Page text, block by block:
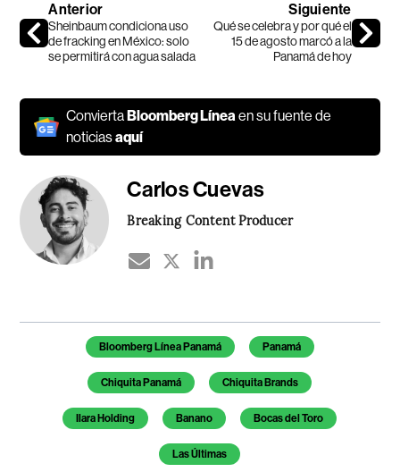
Anterior
Sheinbaum condiciona uso
de fracking en México: solo
se permitirá con agua salada
Siguiente
Qué se celebra y por qué el
15 de agosto marcó a la
Panamá de hoy
ConviertaBloomberg Líneaen su fuente de
noticiasaquí
Carlos Cuevas
Breaking Content Producer
Temas de este artículo
Bloomberg Línea Panamá Panamá
Chiquita Panamá Chiquita Brands
Ilara Holding Banano Bocas del Toro
Las Últimas